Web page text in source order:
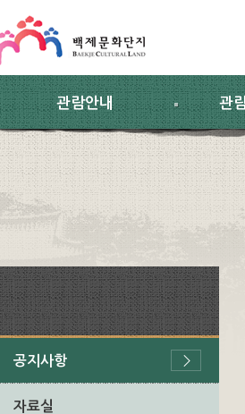
관람안내 관
공지사항
자료실